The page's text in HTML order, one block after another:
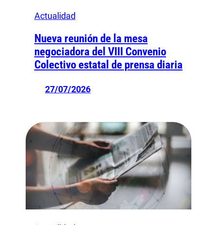
Actualidad
Nueva reunión de la mesa
negociadora del VIII Convenio
Colectivo estatal de prensa diaria
27/07/2026